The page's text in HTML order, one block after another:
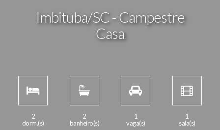
Imbituba/SC - Campestre
Casa
2
dorm.(s)
2
banheiro(s)
1
vaga(s)
1
sala(s)